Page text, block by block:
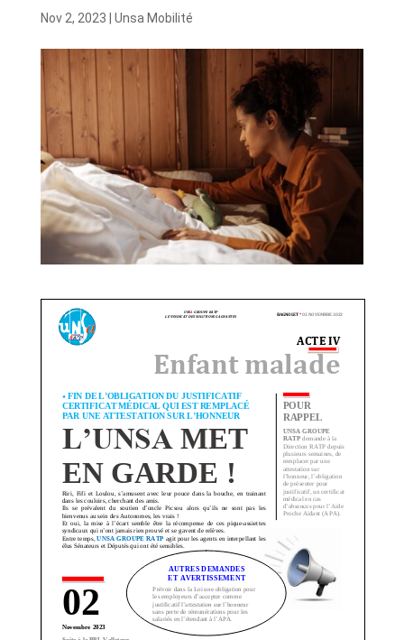
Nov 2, 2023 Unsa Mobilité